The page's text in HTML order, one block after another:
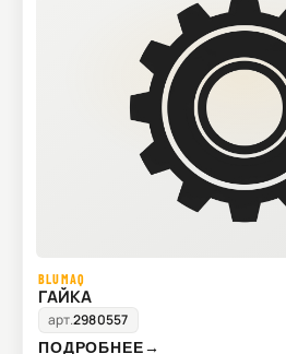
BLUMAQ
ГАЙКА
арт.2980557
ПОДРОБНЕЕ→